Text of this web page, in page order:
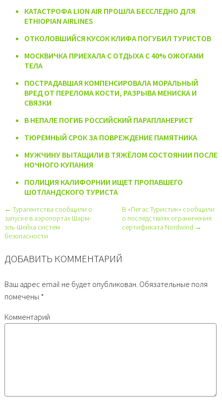
КАТАСТРОФА LION AIR ПРОШЛА БЕССЛЕДНО ДЛЯ
ETHIOPIAN AIRLINES
ОТКОЛОВШИЙСЯ КУСОК КЛИФА ПОГУБИЛ ТУРИСТОВ
МОСКВИЧКА ПРИЕХАЛА С ОТДЫХА С 40% ОЖОГАМИ
ТЕЛА
ПОСТРАДАВШАЯ КОМПЕНСИРОВАЛА МОРАЛЬНЫЙ
ВРЕД ОТ ПЕРЕЛОМА КОСТИ, РАЗРЫВА МЕНИСКА И
СВЯЗКИ
В НЕПАЛЕ ПОГИБ РОССИЙСКИЙ ПАРАПЛАНЕРИСТ
ТЮРЕМНЫЙ СРОК ЗА ПОВРЕЖДЕНИЕ ПАМЯТНИКА
МУЖЧИНУ ВЫТАЩИЛИ В ТЯЖЁЛОМ СОСТОЯНИИ ПОСЛЕ
НОЧНОГО КУПАНИЯ
ПОЛИЦИЯ КАЛИФОРНИИ ИЩЕТ ПРОПАВШЕГО
ШОТЛАНДСКОГО ТУРИСТА
← Турагентства сообщили о
запуске в аэропортах Шарм-
эль-Шейха систем
безопасности
В «Пегас Туристик» сообщили
о последствиях ограничения
сертификата Nordwind →
ДОБАВИТЬ КОММЕНТАРИЙ
Ваш адрес email не будет опубликован. Обязательные поля
помечены *
Комментарий